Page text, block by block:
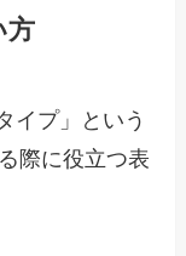
方
イプ」という
際に役立つ表